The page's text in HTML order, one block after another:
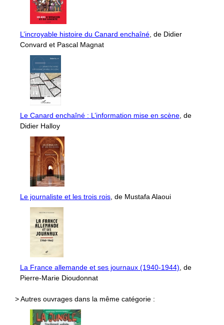
L’incroyable histoire du Canard enchaîné , de Didier
Convard et Pascal Magnat
Le Canard enchaîné : L’information mise en scène , de
Didier Halloy
Le journaliste et les trois rois , de Mustafa Alaoui
La France allemande et ses journaux (1940-1944) , de
Pierre-Marie Dioudonnat
> Autres ouvrages dans la même catégorie :